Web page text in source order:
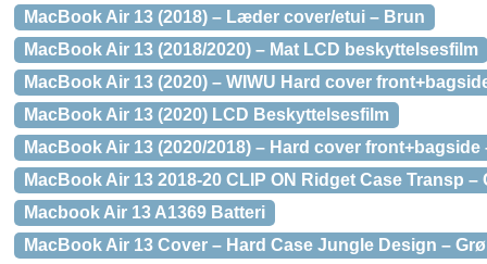
MacBook Air 13 (2018) – Læder cover/etui – Brun
MacBook Air 13 (2018/2020) – Mat LCD beskyttelsesfilm
MacBook Air 13 (2020) – WIWU Hard cover
MacBook Air 13 (2020) LCD Beskyttelsesfilm
MacBook Air 13 (2020/2018) – Hard cover front+bagside
MacBook Air 13 2018-20 CLIP ON Ridget Case Transp
Macbook Air 13 A1369 Batteri
MacBook Air 13 Cover – Hard Case Jungle Design –